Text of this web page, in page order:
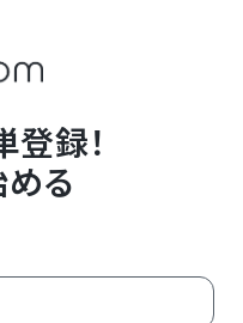
録！
る